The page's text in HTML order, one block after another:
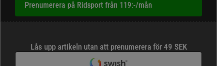
Prenumerera på Ridsport från 119:-/mån